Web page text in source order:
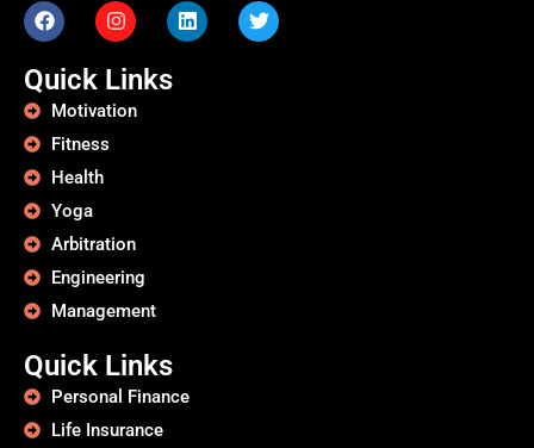
Quick Links
Motivation
Fitness
Health
Yoga
Arbitration
Engineering
Management
Quick Links
Personal Finance
Life Insurance